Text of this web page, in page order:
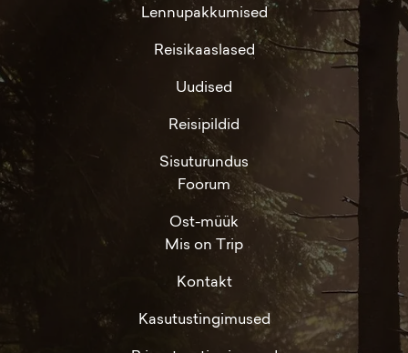
Lennupakkumised
Reisikaaslased
Uudised
Reisipildid
Sisuturundus
Foorum
Ost-müük
Mis on Trip
Kontakt
Kasutustingimused